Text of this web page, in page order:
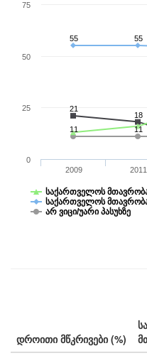
11 11
55 55
21
18
საქართველოს
საქართველოს
არ ვიცი/უარი პასუხზე
2009 2011
0
25
50
75
დროითი მწკრივები (%)